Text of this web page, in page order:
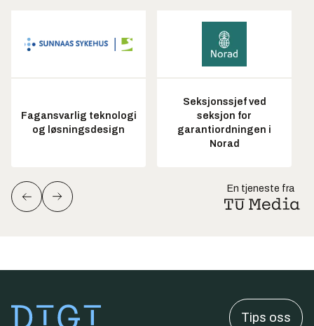
Fagansvarlig teknologi
og løsningsdesign
Seksjonssjef ved
seksjon for
garantiordningen i
Norad
En tjeneste fra
Tips oss